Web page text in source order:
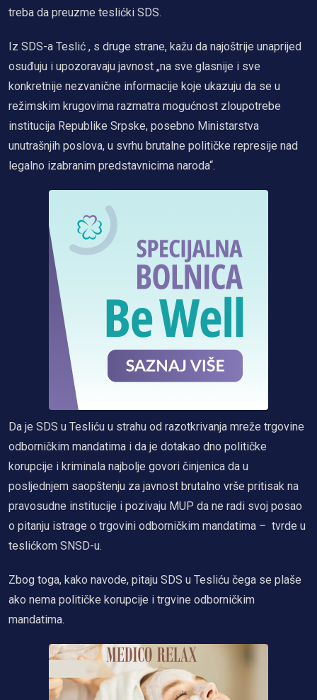
treba da preuzme teslićki SDS.
Iz SDS-a Teslić , s druge strane, kažu da najoštrije unaprijed
osuđuju i upozoravaju javnost „na sve glasnije i sve
konkretnije nezvanične informacije koje ukazuju da se u
režimskim krugovima razmatra mogućnost zloupotrebe
institucija Republike Srpske, posebno Ministarstva
unutrašnjih poslova, u svrhu brutalne političke represije nad
legalno izabranim predstavnicima naroda“.
Da je SDS u Tesliću u strahu od razotkrivanja mreže trgovine
odborničkim mandatima i da je dotakao dno političke
korupcije i kriminala najbolje govori činjenica da u
posljednjem saopštenju za javnost brutalno vrše pritisak na
pravosudne institucije i pozivaju MUP da ne radi svoj posao
o pitanju istrage o trgovini odborničkim mandatima – tvrde u
teslićkom SNSD-u.
Zbog toga, kako navode, pitaju SDS u Tesliću čega se plaše
ako nema političke korupcije i trgvine odborničkim
mandatima.